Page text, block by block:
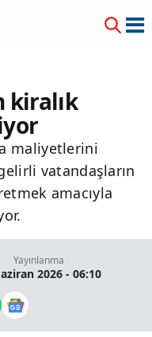
kiralık
maliyetlerini
vatandaşların
amacıyla
Yayınlanma
2026 - 06:10